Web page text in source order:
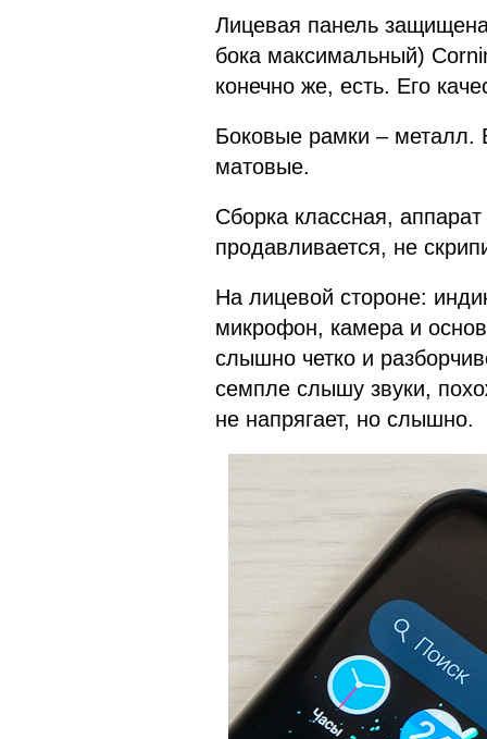
Лицевая панель
бока максимальный)
конечно же, есть. Его
Боковые рамки – металл.
матовые.
Сборка классная,
продавливается, не
На лицевой стороне:
микрофон, камера и
слышно четко и
семпле слышу звуки,
не напрягает, но слышно.